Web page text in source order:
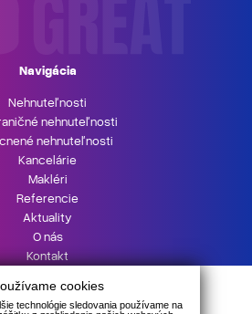
cookies
technológie sledovania používame na
Navigácia
Nehnuteľnosti
nehnuteľnosti
nehnuteľnosti
Kancelárie
Makléri
Referencie
Aktuality
O nás
Kontakt
s UPgreat